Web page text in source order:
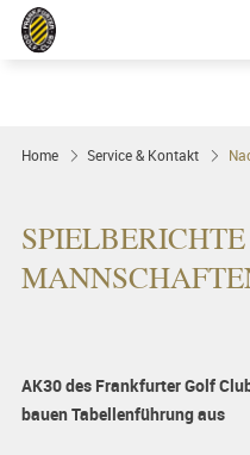
Home Service & Kontakt
AK30 des Frankfurter Golf
bauen Tabellenführung aus